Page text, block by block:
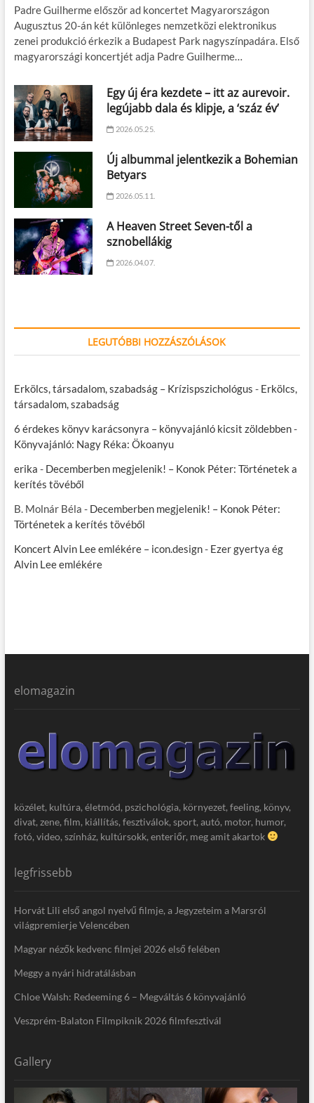
Padre Guilherme először ad koncertet Magyarországon
Augusztus 20-án két különleges nemzetközi elektronikus
zenei produkció érkezik a Budapest Park nagyszínpadára. Első
magyarországi koncertjét adja Padre Guilherme…
Egy új éra kezdete – itt az aurevoir.
legújabb dala és klipje, a ‘száz év’
2026.05.25.
Új albummal jelentkezik a Bohemian
Betyars
2026.05.11.
A Heaven Street Seven-től a
sznobellákig
2026.04.07.
LEGUTÓBBI HOZZÁSZÓLÁSOK
Erkölcs, társadalom, szabadság – Krízispszichológus - Erkölcs,
társadalom, szabadság
6 érdekes könyv karácsonyra – könyvajánló kicsit zöldebben-
Könyvajánló: Nagy Réka: Ökoanyu
erika - Decemberben megjelenik! – Konok Péter: Történetek a
kerítés tövéből
B. Molnár Béla - Decemberben megjelenik! – Konok Péter:
Történetek a kerítés tövéből
Koncert Alvin Lee emlékére – icon.design- Ezer gyertya ég
Alvin Lee emlékére
elomagazin
közélet, kultúra, életmód, pszichológia, környezet, feeling, könyv,
divat, zene, film, kiállítás, fesztiválok, sport, autó, motor, humor,
fotó, video, színház, kultúrsokk, enteriőr, meg amit akartok
legfrissebb
Horvát Lili első angol nyelvű filmje, a Jegyzeteim a Marsról
világpremierje Velencében
Magyar nézők kedvenc filmjei 2026 első felében
Meggy a nyári hidratálásban
Chloe Walsh: Redeeming 6 – Megváltás 6 könyvajánló
Veszprém-Balaton Filmpiknik 2026 filmfesztivál
Gallery